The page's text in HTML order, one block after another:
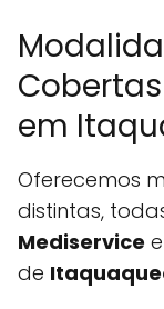
em
Oferecemos
distintas,
Mediservice
de